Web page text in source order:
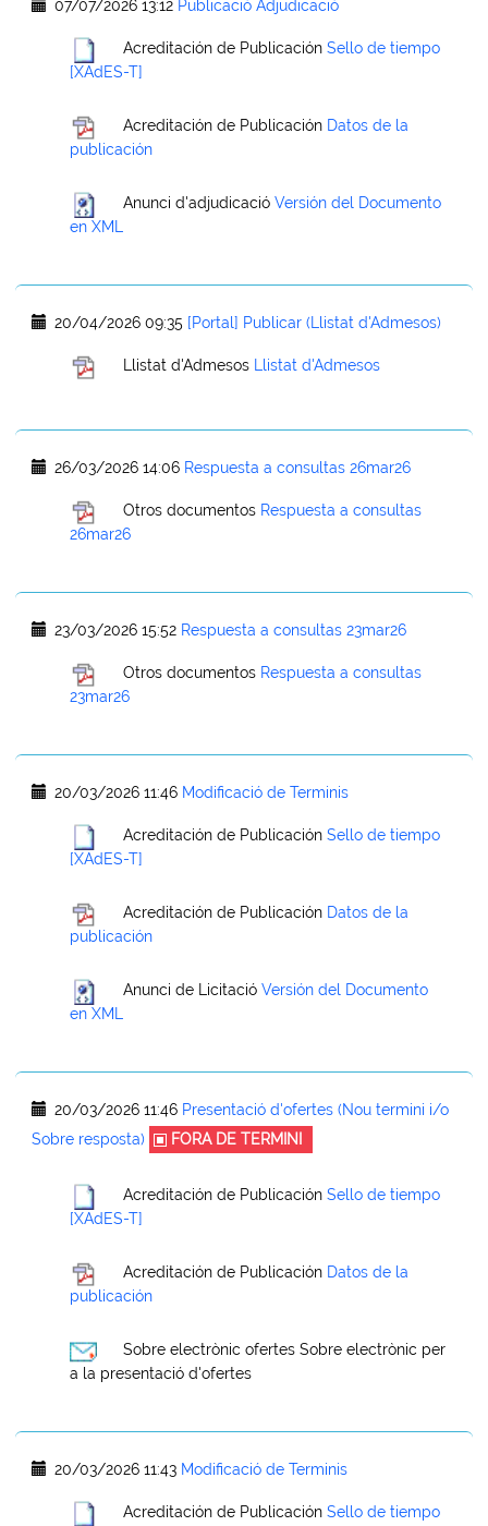
07/07/2026 13:12 Publicació Adjudicació
Acreditación de Publicación Sello de tiempo
[XAdES-T]
Acreditación de Publicación Datos de la
publicación
Anunci d'adjudicació Versión del Documento
en XML
20/04/2026 09:35 [Portal] Publicar (Llistat d'Admesos)
Llistat d'Admesos Llistat d'Admesos
26/03/2026 14:06 Respuesta a consultas 26mar26
Otros documentos Respuesta a consultas
26mar26
23/03/2026 15:52 Respuesta a consultas 23mar26
Otros documentos Respuesta a consultas
23mar26
20/03/2026 11:46 Modificació de Terminis
Acreditación de Publicación Sello de tiempo
[XAdES-T]
Acreditación de Publicación Datos de la
publicación
Anunci de Licitació Versión del Documento
en XML
20/03/2026 11:46 Presentació d'ofertes (Nou termini i/o
Sobre resposta)
FORA DE TERMINI
Acreditación de Publicación Sello de tiempo
[XAdES-T]
Acreditación de Publicación Datos de la
publicación
Sobre electrònic ofertes Sobre electrònic per
a la presentació d'ofertes
20/03/2026 11:43 Modificació de Terminis
Acreditación de Publicación Sello de tiempo